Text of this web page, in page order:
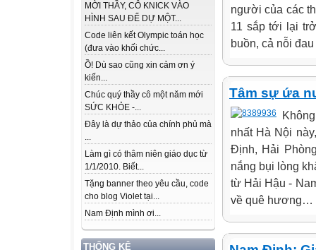
MỜI THẦY, CÔ KNICK VÀO
HÌNH SAU ĐỂ DỰ MỘT...
Code liên kết Olympic toán học
(đưa vào khối chức...
Ồ! Dù sao cũng xin cảm ơn ý
kiến...
Chúc quý thầy cô một năm mới
SỨC KHỎE -...
Đây là dự thảo của chính phủ mà
...
Làm gì có thâm niên giáo dục từ
1/1/2010. Biết...
Tặng banner theo yêu cầu, code
cho blog Violet tại...
Nam Định mình ơi...
THỐNG KÊ
người của các
11 sắp tới lại
buồn, cả nỗi
Tâm sự ứa
nhất Hà Nội
Định, Hải
nắng bụi lòng
từ Hải Hậu -
về quê hương…